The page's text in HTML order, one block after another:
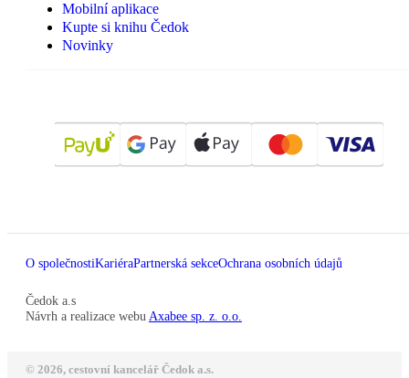
Mobilní aplikace
Kupte si knihu Čedok
Novinky
O společnostiKariéraPartnerská sekceOchrana osobních údajů
Čedok a.s
Návrh a realizace webu Axabee sp. z. o.o.
© 2026, cestovní kancelář Čedok a.s.